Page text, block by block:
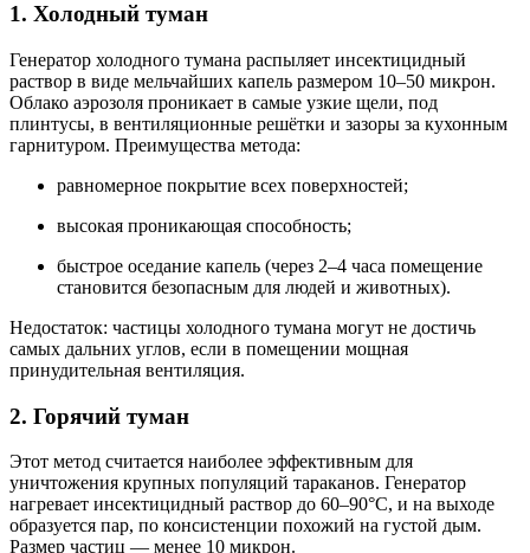
1. Холодный туман
Генератор холодного тумана распыляет инсектицидный
раствор в виде мельчайших капель размером 10–50 микрон.
Облако аэрозоля проникает в самые узкие щели, под
плинтусы, в вентиляционные решётки и зазоры за кухонным
гарнитуром. Преимущества метода:
равномерное покрытие всех поверхностей;
высокая проникающая способность;
быстрое оседание капель (через 2–4 часа помещение
становится безопасным для людей и животных).
Недостаток: частицы холодного тумана могут не достичь
самых дальних углов, если в помещении мощная
принудительная вентиляция.
2. Горячий туман
Этот метод считается наиболее эффективным для
уничтожения крупных популяций тараканов. Генератор
нагревает инсектицидный раствор до 60–90°C, и на выходе
образуется пар, по консистенции похожий на густой дым.
Размер частиц — менее 10 микрон.